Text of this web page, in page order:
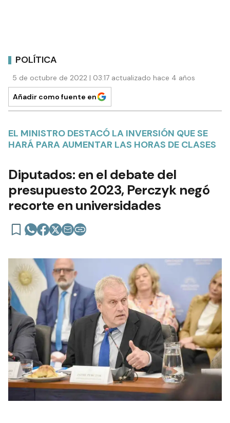
POLÍTICA
5 de octubre de 2022 | 03:17 actualizado hace 4 años
Añadir como fuente en
EL MINISTRO DESTACÓ LA INVERSIÓN QUE SE
HARÁ PARA AUMENTAR LAS HORAS DE CLASES
Diputados: en el debate del
presupuesto 2023, Perczyk negó
recorte en universidades